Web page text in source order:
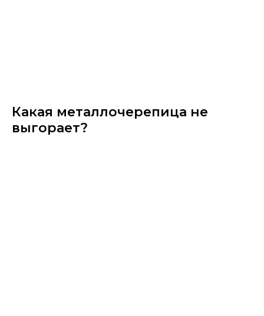
Какая металлочерепица не
выгорает?